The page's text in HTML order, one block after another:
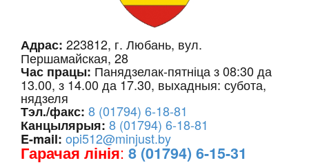
Адрас: 223812, г. Любань, вул.
Першамайская, 28
Час працы: Панядзелак-пятніца з 08:30 да
13.00, з 14.00 да 17.30, выхадныя: субота,
нядзеля
Тэл./факс: 8 (01794) 6-18-81
Канцылярыя: 8 (01794) 6-18-81
E-mail: opi512@minjust.by
Гарачая лінія: 8 (01794) 6-15-31